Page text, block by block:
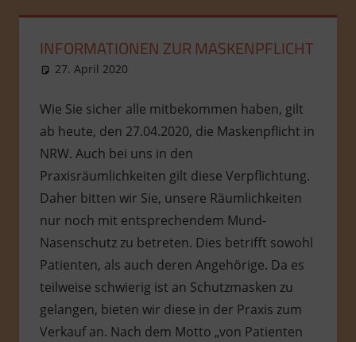
INFORMATIONEN ZUR MASKENPFLICHT
27. April 2020
Wie Sie sicher alle mitbekommen haben, gilt
ab heute, den 27.04.2020, die Maskenpflicht in
NRW. Auch bei uns in den
Praxisräumlichkeiten gilt diese Verpflichtung.
Daher bitten wir Sie, unsere Räumlichkeiten
nur noch mit entsprechendem Mund-
Nasenschutz zu betreten. Dies betrifft sowohl
Patienten, als auch deren Angehörige. Da es
teilweise schwierig ist an Schutzmasken zu
gelangen, bieten wir diese in der Praxis zum
Verkauf an. Nach dem Motto „von Patienten